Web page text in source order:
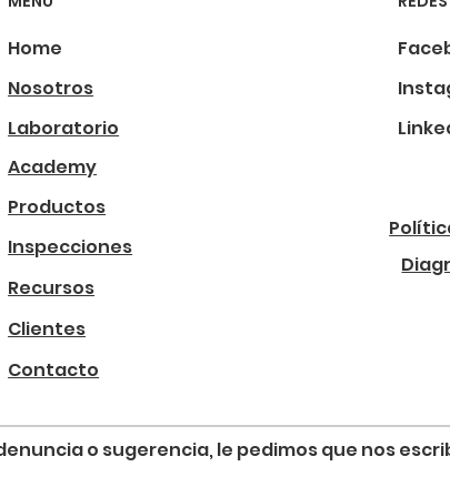
Home
Nosotros
Laboratorio
Academy
Productos
Inspecciones
Recursos
Clientes
Contacto
o sugerencia, le pedimos que nos